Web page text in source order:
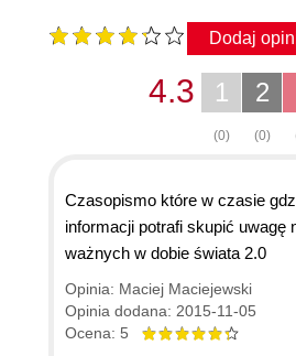
Dodaj
2
(0)
1
(0)
4.3
Czasopismo które w czasie
informacji potrafi skupić uwagę
ważnych w dobie świata 2.0
Opinia: Maciej Maciejewski
Opinia dodana: 2015-11-05
Ocena: 5